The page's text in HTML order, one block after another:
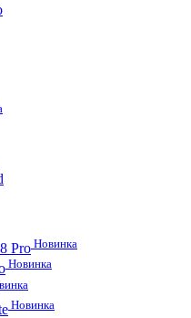
Pro Новинка
Новинка
Новинка